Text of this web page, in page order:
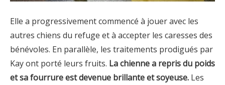
Elle a progressivement commencé à jouer avec les
autres chiens du refuge et à accepter les caresses des
bénévoles. En parallèle, les traitements prodigués par
Kay ont porté leurs fruits. La chienne a repris du poids
et sa fourrure est devenue brillante et soyeuse. Les